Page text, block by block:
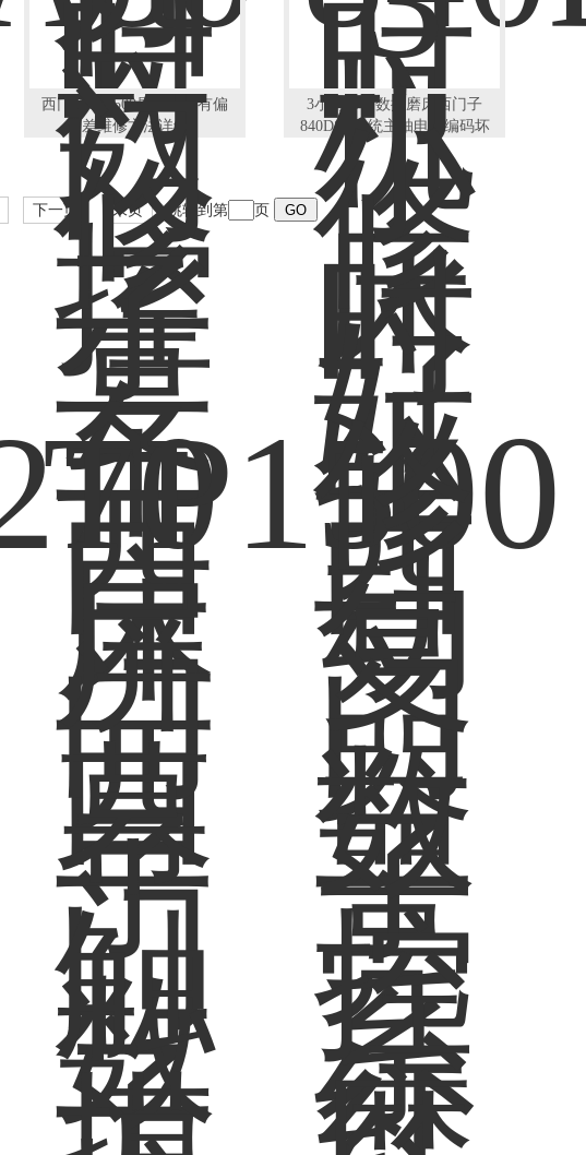
西门子TP1500屏幕触摸有偏
差维修方法详解
3小时修复数控磨床西门子
840DSL系统主轴电机编码坏
下一页 末页 跳转到第 页